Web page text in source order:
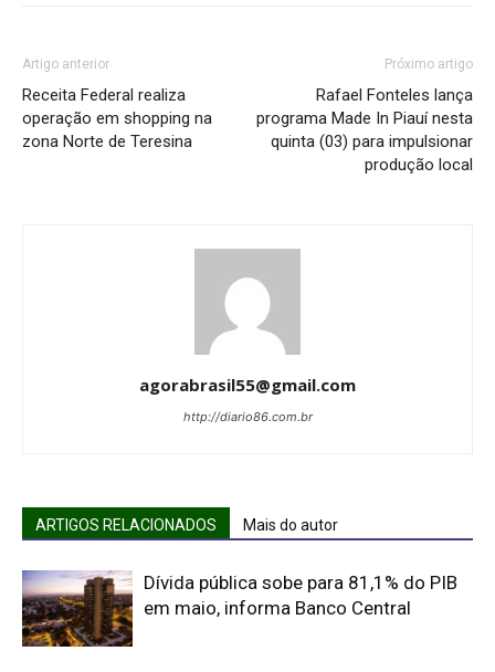
Artigo anterior
Receita Federal realiza
operação em shopping na
zona Norte de Teresina
Próximo artigo
Rafael Fonteles lança
programa Made In Piauí nesta
quinta (03) para impulsionar
produção local
agorabrasil55@gmail.com
http://diario86.com.br
ARTIGOS RELACIONADOS Mais do autor
Dívida pública sobe para 81,1% do PIB
em maio, informa Banco Central